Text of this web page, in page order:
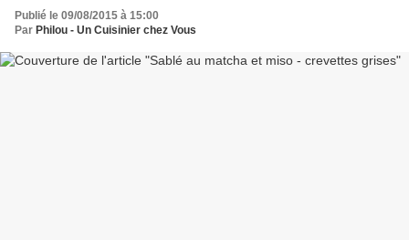
Publié le 09/08/2015 à 15:00
Par Philou - Un Cuisinier chez Vous